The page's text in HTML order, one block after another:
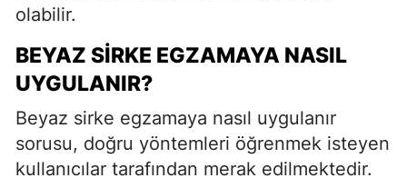
olabilir.
BEYAZ SIRKE EGZAMAYA NASIL
UYGULANIR?
Beyaz sirke egzamaya nasıl uygulanır
sorusu, doğru yöntemleri öğrenmek isteyen
kullanıcılar tarafından merak edilmektedir.